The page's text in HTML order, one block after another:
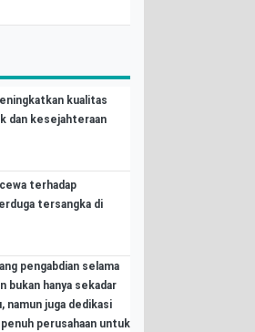
kualitas
dan kesejahteraan
terhadap
tersangka di
pengabdian selama
bukan hanya sekadar
namun juga dedikasi
perusahaan untuk